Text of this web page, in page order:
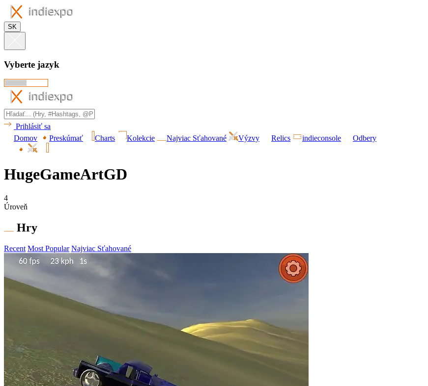
SK
Vyberte jazyk
Prihlásiť sa
Domov
Preskúmať Charts Kolekcie Najviac Sťahované Výzvy Relics indieconsole Odbery
HugeGameArtGD
4
Úroveň
Hry
Recent Most Popular Najviac Sťahované